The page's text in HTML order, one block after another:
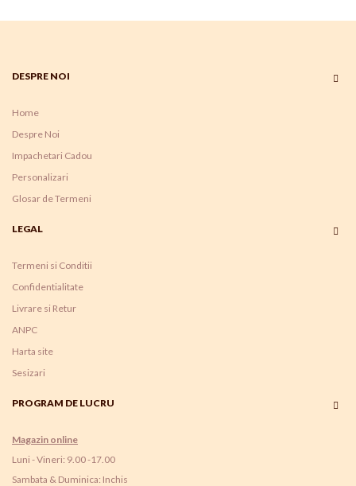
DESPRE NOI
Home
Despre Noi
Impachetari Cadou
Personalizari
Glosar de Termeni
LEGAL
Termeni si Conditii
Confidentialitate
Livrare si Retur
ANPC
Harta site
Sesizari
PROGRAM DE LUCRU
Magazin online
Luni - Vineri: 9.00 -17.00
Sambata & Duminica: Inchis